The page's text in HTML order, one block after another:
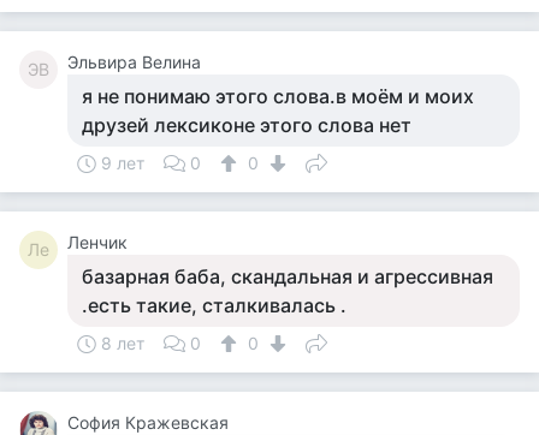
ЭВ Эльвира Велина
я не понимаю этого слова.в моём и моих
друзей лексиконе этого слова нет
9 лет 0 0
Ле Ленчик
базарная баба, скандальная и агрессивная
.есть такие, сталкивалась .
8 лет 0 0
София Кражевская